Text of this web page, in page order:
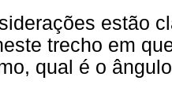
estão
trecho em
qual é o